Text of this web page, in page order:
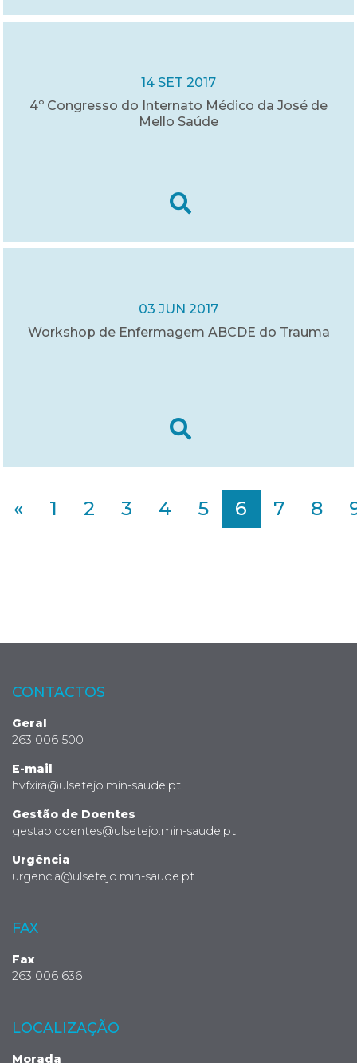
14 SET 2017
4º Congresso do Internato Médico da José de
Mello Saúde
03 JUN 2017
Workshop de Enfermagem ABCDE do Trauma
« 1 2 3 4 5 6 7 8
CONTACTOS
Geral
263 006 500
E-mail
hvfxira@ulsetejo.min-saude.pt
Gestão de Doentes
gestao.doentes@ulsetejo.min-saude.pt
Urgência
urgencia@ulsetejo.min-saude.pt
FAX
Fax
263 006 636
LOCALIZAÇÃO
Morada